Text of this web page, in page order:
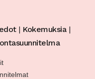
| Kokemuksia|